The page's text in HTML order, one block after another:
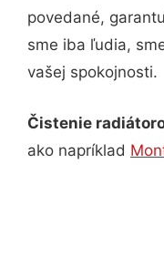
povedané,
sme iba ľudia,
vašej spokojnosti.
Čistenie
ako napríklad